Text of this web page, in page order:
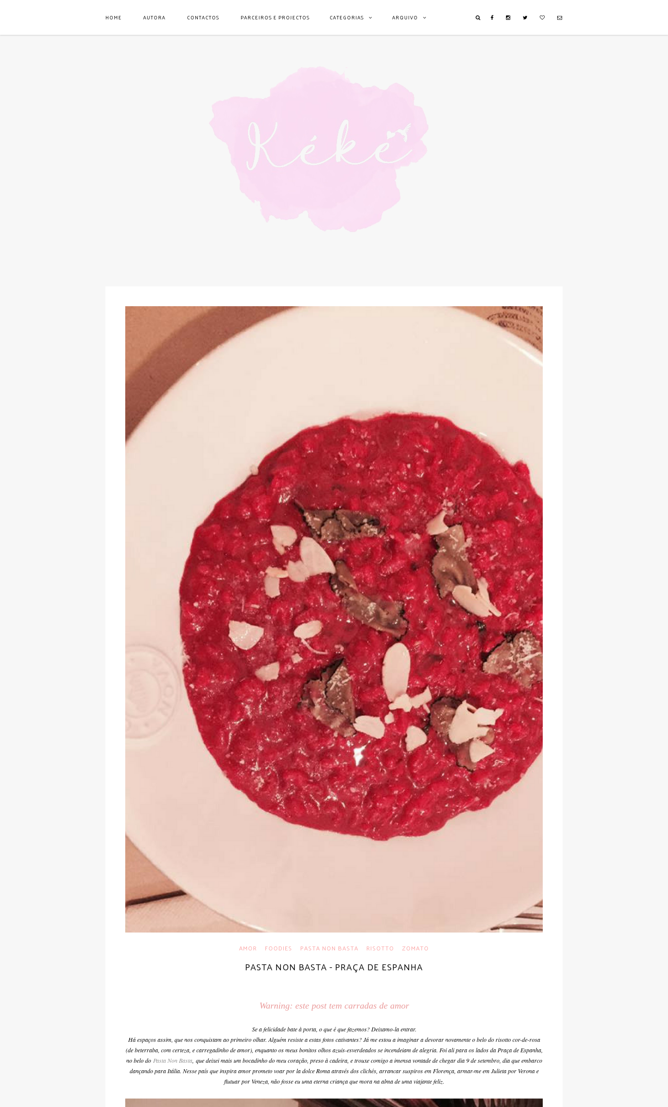
HOME AUTORA CONTACTOS PARCEIROS E PROJECTOS CATEGORIAS ARQUIVO
AMOR FOODIES PASTA NON BASTA RISOTTO ZOMATO
PASTA NON BASTA - PRAÇA DE ESPANHA
Warning: este post tem carradas de amor
Se a felicidade bate à porta, o que é que fazemos? Deixamo-la entrar.
Há espaços assim, que nos conquistam ao primeiro olhar. Alguém resiste a estas fotos cativantes? Já me estou a imaginar a devorar novamente o belo do risotto cor-de-rosa
(de beterraba, com certeza, e carregadinho de amor), enquanto os meus bonitos olhos azuis-esverdeados se incendeiam de alegria. Foi ali para os lados da Praça de Espanha,
no belo do Pasta Non Basta, que deixei mais um bocadinho do meu coração, preso à cadeira, e trouxe comigo a imensa vontade de chegar dia 9 de setembro, dia que embarco
dançando para Itália. Nesse país que inspira amor prometo voar por la dolce Roma através dos clichés, arrancar suspiros em Florença, armar-me em Julieta por Verona e
flutuar por Veneza, não fosse eu uma eterna criança que mora na alma de uma viajante feliz.